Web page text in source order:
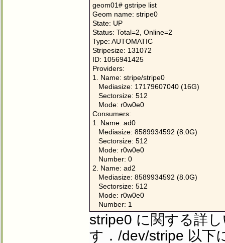
geom01# gstripe list
Geom name: stripe0
State: UP
Status: Total=2, Online=2
Type: AUTOMATIC
Stripesize: 131072
ID: 1056941425
Providers:
1. Name: stripe/stripe0
   Mediasize: 17179607040 (16G)
   Sectorsize: 512
   Mode: r0w0e0
Consumers:
1. Name: ad0
   Mediasize: 8589934592 (8.0G)
   Sectorsize: 512
   Mode: r0w0e0
   Number: 0
2. Name: ad2
   Mediasize: 8589934592 (8.0G)
   Sectorsize: 512
   Mode: r0w0e0
   Number: 1
stripe0 に関する詳
す．/dev/stripe 以下